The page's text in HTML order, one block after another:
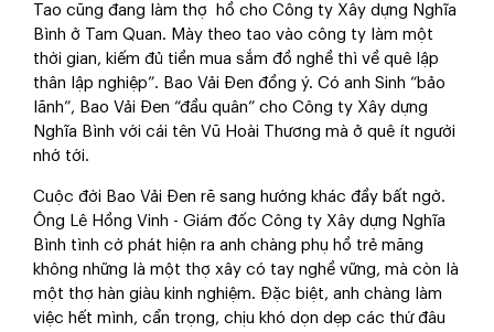
Tao cũng đang làm thợ hồ cho Công ty Xây dựng Nghĩa
Bình ở Tam Quan. Mày theo tao vào công ty làm một
thời gian, kiếm đủ tiền mua sắm đồ nghề thì về quê lập
thân lập nghiệp”. Bao Vải Đen đồng ý. Có anh Sinh “bảo
lãnh”, Bao Vải Đen “đầu quân” cho Công ty Xây dựng
Nghĩa Bình với cái tên Vũ Hoài Thương mà ở quê ít người
nhớ tới.
Cuộc đời Bao Vải Đen rẽ sang hướng khác đầy bất ngờ.
Ông Lê Hồng Vinh - Giám đốc Công ty Xây dựng Nghĩa
Bình tình cờ phát hiện ra anh chàng phụ hồ trẻ măng
không những là một thợ xây có tay nghề vững, mà còn là
một thợ hàn giàu kinh nghiệm. Đặc biệt, anh chàng làm
việc hết mình, cẩn trọng, chịu khó dọn dẹp các thứ đâu